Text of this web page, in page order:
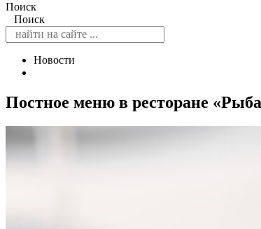
Поиск
Поиск
Новости
Постное меню в ресторане